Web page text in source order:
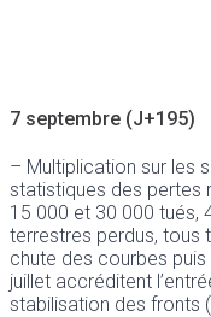
7 septembre (J+195)
– Multiplication sur les
statistiques des pertes
15 000 et 30 000 tués,
terrestres perdus, tous
chute des courbes
juillet accréditent
stabilisation des fronts